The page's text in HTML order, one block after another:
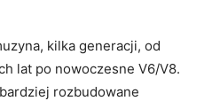
kilka generacji, od
lat po nowoczesne V6/V8.
rozbudowane